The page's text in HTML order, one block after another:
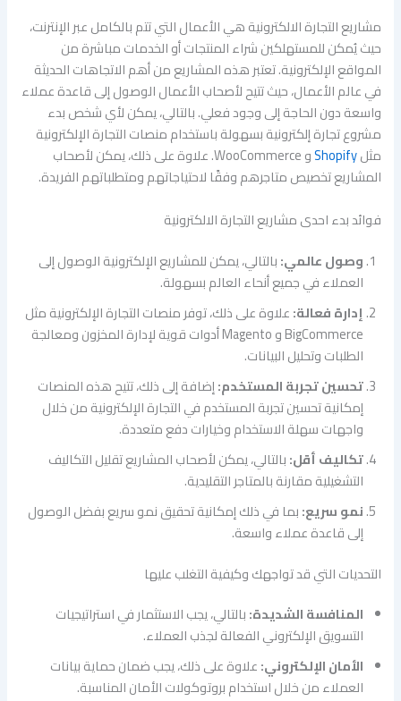
مشاريع التجارة الالكترونية هي الأعمال التي تتم بالكامل عبر الإنترنت،
حيث يُمكن للمستهلكين شراء المنتجات أو الخدمات مباشرة من
المواقع الإلكترونية. تعتبر هذه المشاريع من أهم الاتجاهات الحديثة
في عالم الأعمال، حيث تتيح لأصحاب الأعمال الوصول إلى قاعدة عملاء
واسعة دون الحاجة إلى وجود فعلي. بالتالي، يمكن لأي شخص بدء
مشروع تجارة إلكترونية بسهولة باستخدام منصات التجارة الإلكترونية
مثلShopify
و WooCommerce. علاوة على ذلك، يمكن لأصحاب
المشاريع تخصيص متاجرهم وفقًا لاحتياجاتهم ومتطلباتهم الفريدة.
فوائد بدء احدى مشاريع التجارة الالكترونية
وصول عالمي:بالتالي، يمكن للمشاريع الإلكترونية الوصول إلى
العملاء في جميع أنحاء العالم بسهولة.
إدارة فعالة:علاوة على ذلك، توفر منصات التجارة الإلكترونية مثل
BigCommerce و Magento أدوات قوية لإدارة المخزون ومعالجة
الطلبات وتحليل البيانات.
تحسين تجربة المستخدم:إضافة إلى ذلك، تتيح هذه المنصات
إمكانية تحسين تجربة المستخدم في التجارة الإلكترونية من خلال
واجهات سهلة الاستخدام وخيارات دفع متعددة.
تكاليف أقل:بالتالي، يمكن لأصحاب المشاريع تقليل التكاليف
التشغيلية مقارنة بالمتاجر التقليدية.
نمو سريع:بما في ذلك إمكانية تحقيق نمو سريع بفضل الوصول
إلى قاعدة عملاء واسعة.
التحديات التي قد تواجهك وكيفية التغلب عليها
المنافسة الشديدة:بالتالي، يجب الاستثمار في استراتيجيات
التسويق الإلكتروني الفعالة لجذب العملاء.
الأمان الإلكتروني:علاوة على ذلك، يجب ضمان حماية بيانات
العملاء من خلال استخدام بروتوكولات الأمان المناسبة.